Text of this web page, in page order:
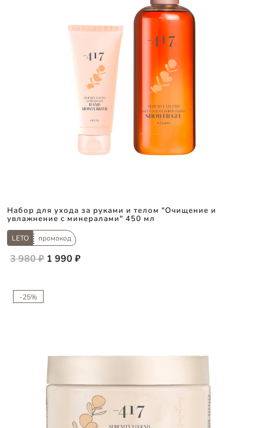
Набор для ухода за руками и телом "Очищение и
увлажнение с минералами" 450 мл
LETO промокод
3 980 ₽ 1 990 ₽
-25%